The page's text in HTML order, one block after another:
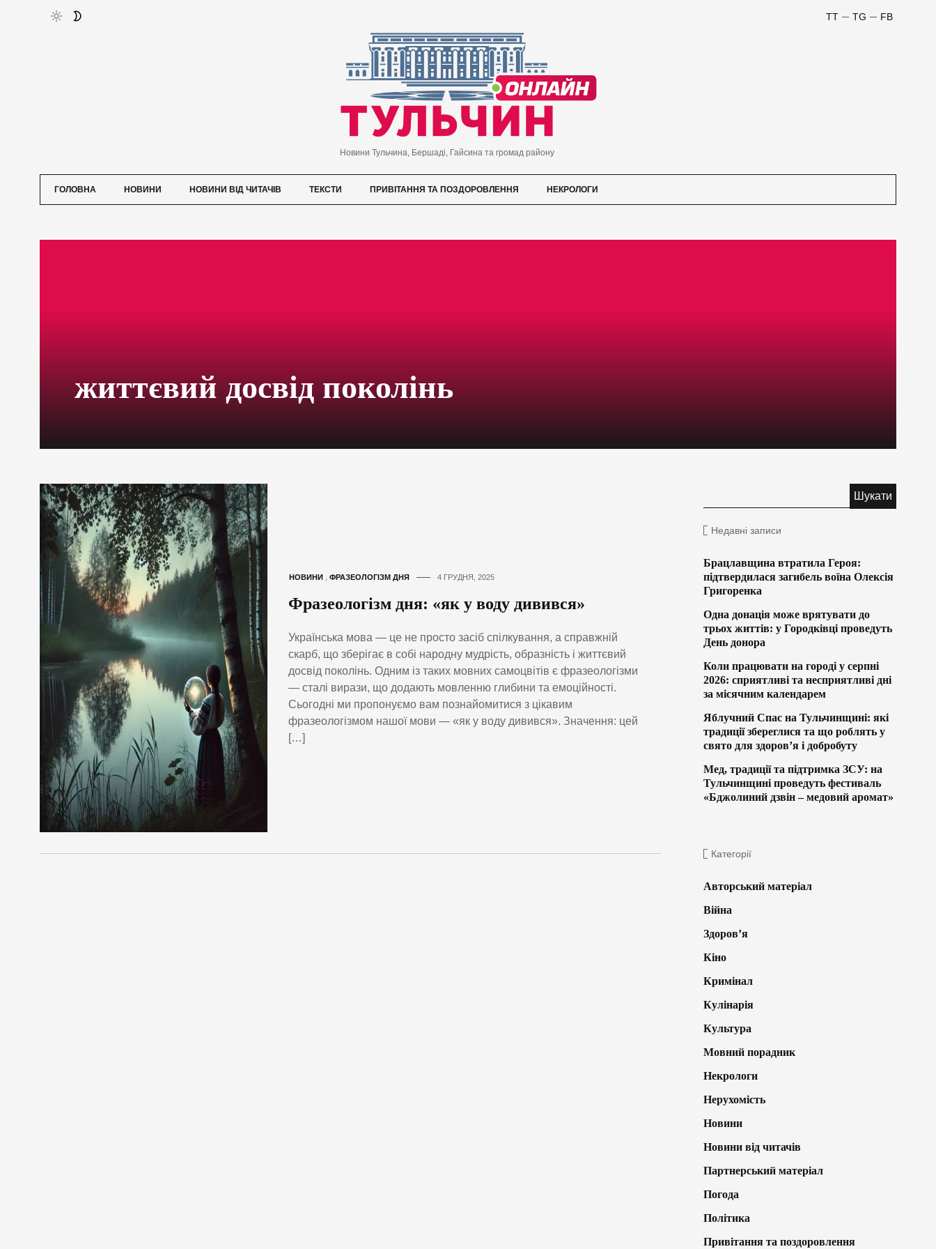
FB
TG
TT
Новини Тульчина, Бершаді, Гайсина та громад району
ГОЛОВНА НОВИНИ НОВИНИ ВІД ЧИТАЧІВ ТЕКСТИ ПРИВІТАННЯ ТА ПОЗДОРОВЛЕННЯ НЕКРОЛОГИ
життєвий досвід поколінь
НОВИНИ , ФРАЗЕОЛОГІЗМ ДНЯ 4 ГРУДНЯ, 2025
Фразеологізм дня: «як у воду дивився»
Українська мова — це не просто засіб спілкування, а справжній
скарб, що зберігає в собі народну мудрість, образність і життєвий
досвід поколінь. Одним із таких мовних самоцвітів є фразеологізми
— сталі вирази, що додають мовленню глибини та емоційності.
Сьогодні ми пропонуємо вам познайомитися з цікавим
фразеологізмом нашої мови — «як у воду дивився». Значення: цей
[…]
Недавні записи
Брацлавщина втратила Героя:
підтвердилася загибель воїна Олексія
Григоренка
Одна донація може врятувати до
трьох життів: у Городківці проведуть
День донора
Коли працювати на городі у серпні
2026: сприятливі та несприятливі дні
за місячним календарем
Яблучний Спас на Тульчинщині: які
традиції збереглися та що роблять у
свято для здоров’я і добробуту
Мед, традиції та підтримка ЗСУ: на
Тульчинщині проведуть фестиваль
«Бджолиний дзвін – медовий аромат»
Категорії
Авторський матеріал
Війна
Здоров’я
Кіно
Кримінал
Кулінарія
Культура
Мовний порадник
Некрологи
Нерухомість
Новини
Новини від читачів
Партнерський матеріал
Погода
Політика
Привітання та поздоровлення